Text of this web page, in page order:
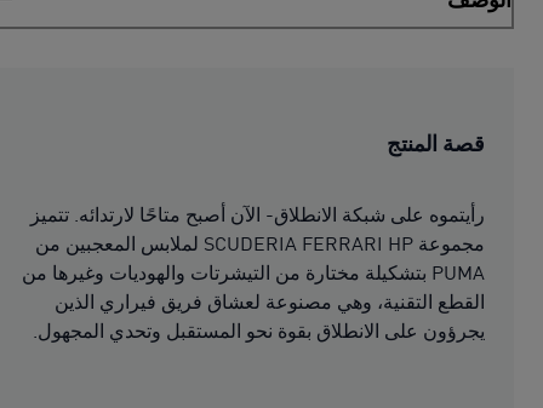
قصة المنتج
رأيتموه على شبكة الانطلاق- الآن أصبح متاحًا لارتدائه. تتميز
مجموعة SCUDERIA FERRARI HP لملابس المعجبين من
PUMA بتشكيلة مختارة من التيشرتات والهوديات وغيرها من
القطع التقنية، وهي مصنوعة لعشاق فريق فيراري الذين
يجرؤون على الانطلاق بقوة نحو المستقبل وتحدي المجهول.